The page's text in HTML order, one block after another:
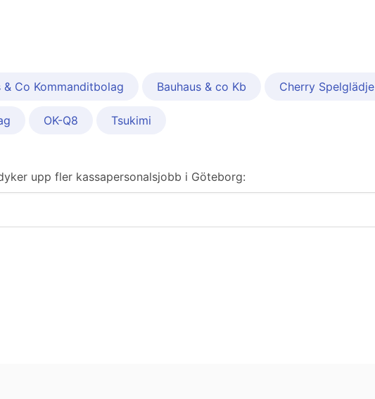
& Co Kommanditbolag Bauhaus & co Kb Cherry Spelglädje
OK-Q8 Tsukimi
upp fler kassapersonalsjobb i Göteborg: